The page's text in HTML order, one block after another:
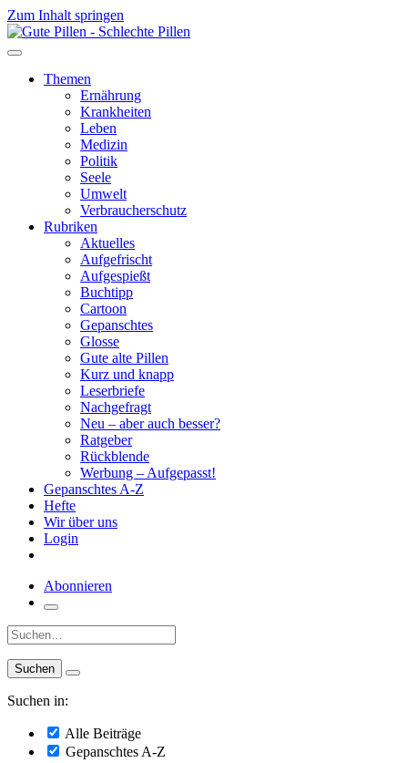
Zum Inhalt springen
Themen
Ernährung
Krankheiten
Leben
Medizin
Politik
Seele
Umwelt
Verbraucherschutz
Rubriken
Aktuelles
Aufgefrischt
Aufgespießt
Buchtipp
Cartoon
Gepanschtes
Glosse
Gute alte Pillen
Kurz und knapp
Leserbriefe
Nachgefragt
Neu – aber auch besser?
Ratgeber
Rückblende
Werbung – Aufgepasst!
Gepanschtes A-Z
Hefte
Wir über uns
Login
Abonnieren
Suche:
Suchen in:
Alle Beiträge
Gepanschtes A-Z